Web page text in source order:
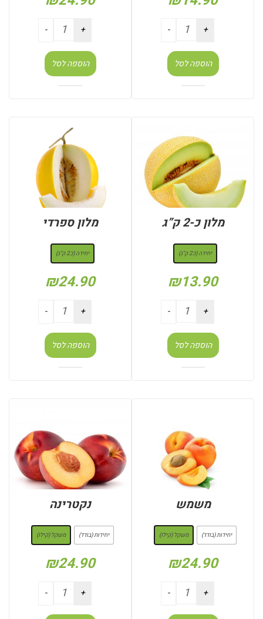
הוספה לסל הוספה לסל
מלון כ-2 ק”ג
יחידה (כ2 ק"ג)
₪13.90
הוספה לסל
מלון ספרדי
יחידה (כ2 ק"ג)
₪24.90
הוספה לסל
משמש
יחידות (בודד) משקל (קילו)
₪24.90
נקטרינה
יחידות (בודד) משקל (קילו)
₪24.90